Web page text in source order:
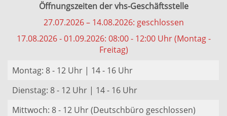
Öffnungszeiten der vhs-Geschäftsstelle
27.07.2026 – 14.08.2026: geschlossen
17.08.2026 - 01.09.2026: 08:00 - 12:00 Uhr (Montag -
Freitag)
Montag: 8 - 12 Uhr | 14 - 16 Uhr
Dienstag: 8 - 12 Uhr | 14 - 16 Uhr
Mittwoch: 8 - 12 Uhr (Deutschbüro geschlossen)